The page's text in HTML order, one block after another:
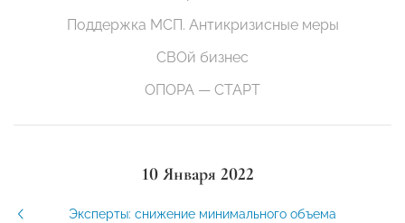
Поддержка МСП. Антикризисные меры
СВОй бизнес
ОПОРА — СТАРТ
10 Января 2022
Эксперты: снижение минимального объема